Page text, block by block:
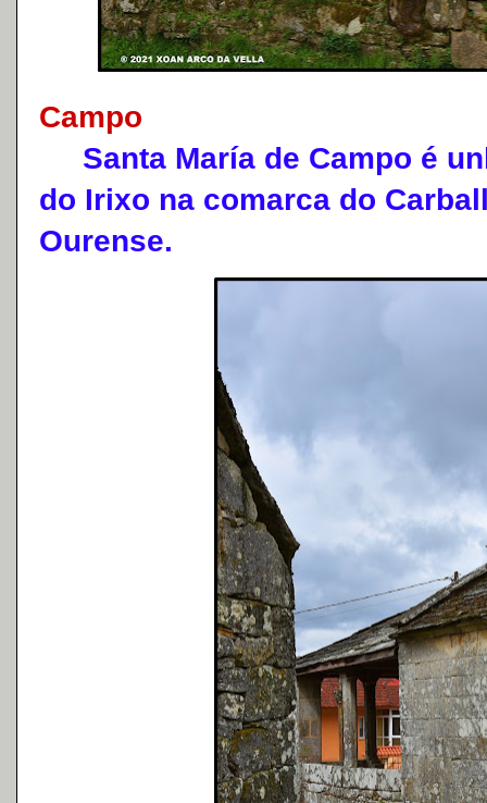
Campo
Santa María de Campo é
do Irixo na comarca do
Ourense.